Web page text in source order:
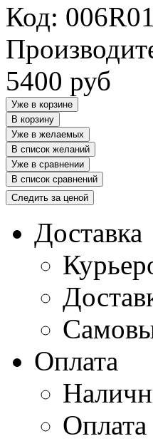
Код:
5400 руб
Уже в корзине
В корзину
Уже в желаемых
В список желаний
Уже в сравнении
В список сравнений
Следить за ценой
Доставка
Оплата